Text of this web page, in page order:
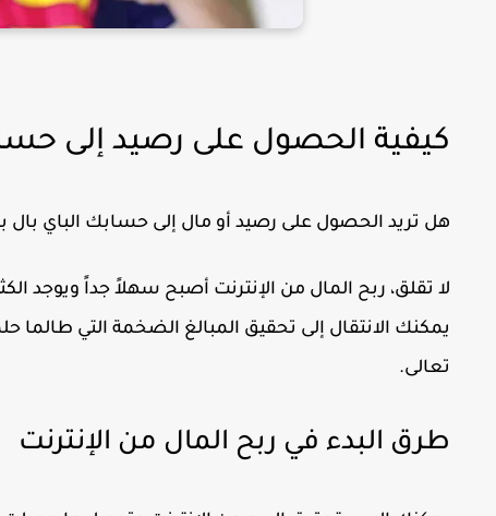
كيفية الحصول على رصيد إلى
هل تريد الحصول على رصيد أو مال إلى حسابك الباي بال
لا تقلق، ربح المال من الإنترنت أصبح سهلاً جداً ويوجد
يمكنك الانتقال إلى تحقيق المبالغ الضخمة التي طالما
تعالى.
طرق البدء في ربح المال من الإنترنت